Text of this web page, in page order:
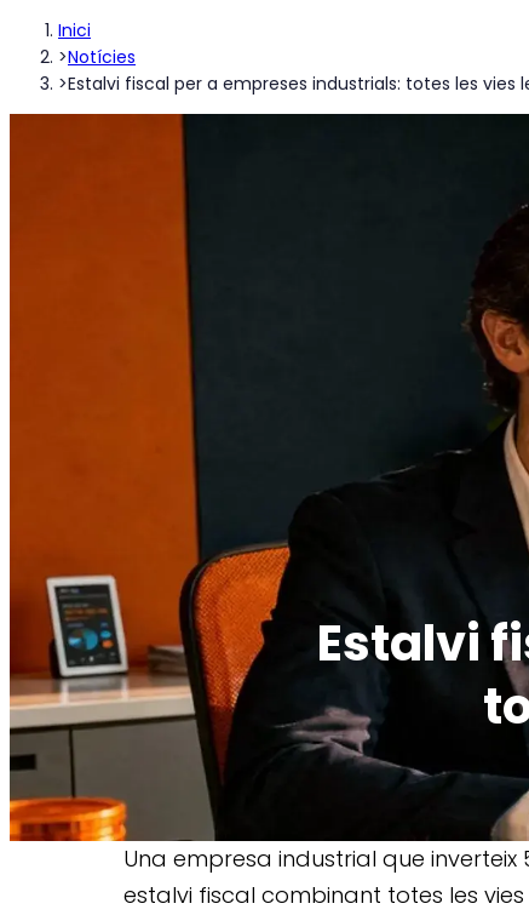
Inici
>Notícies
>Estalvi fiscal per a empreses industrials: totes les vies
Estalvi
Una empresa industrial que
estalvi fiscal combinant totes les